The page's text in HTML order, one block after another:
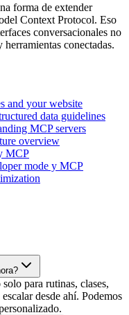
forma de extender
Context Protocol. Eso
conversacionales no
conectadas.
and your website
data guidelines
MCP servers
overview
MCP
mode y MCP
para rutinas, clases,
desde ahí. Podemos